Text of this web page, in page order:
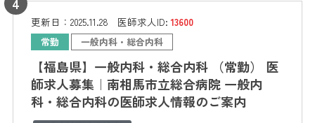
更新日： 2025.11.28 医師求人ID:13600
常勤 一般内科・総合内科
【福島県】一般内科・総合内科 （常勤） 医
師求人募集｜南相馬市立総合病院 一般内
科・総合内科の医師求人情報のご案内